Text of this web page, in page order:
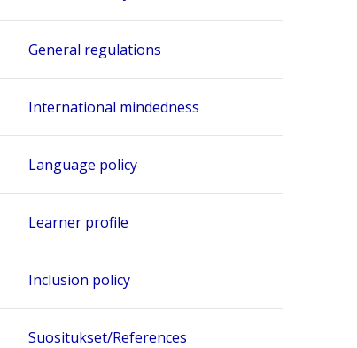
General regulations
International mindedness
Language policy
Learner profile
Inclusion policy
Suositukset/References